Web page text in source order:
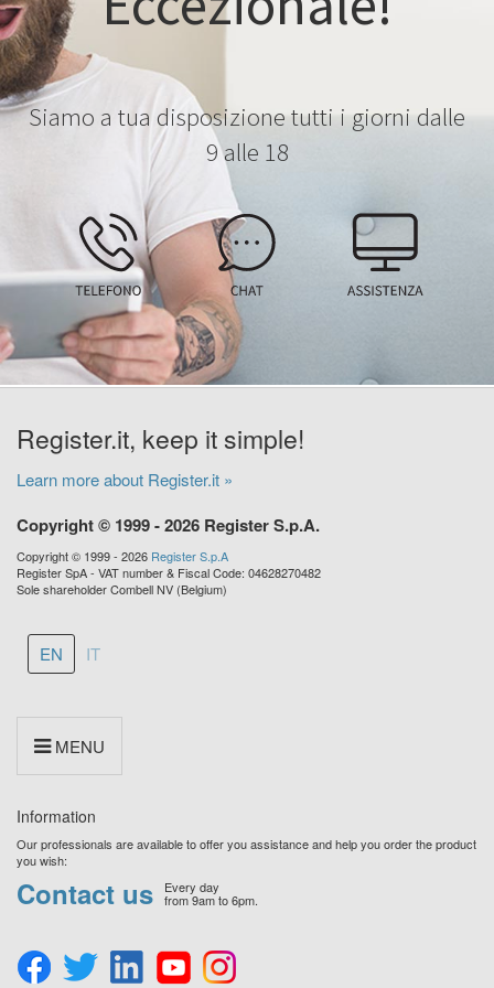
Siamo a tua disposizione tutti i giorni dalle
9 alle 18
Register.it, keep it simple!
Learn more about Register.it »
Copyright © 1999 - 2026 Register S.p.A.
Copyright © 1999 - 2026 Register S.p.A
Register SpA - VAT number & Fiscal Code: 04628270482
Sole shareholder Combell NV (Belgium)
EN IT
MENU
Information
Our professionals are available to offer you assistance and help you order the product
you wish:
Contact us Every day
from 9am to 6pm.